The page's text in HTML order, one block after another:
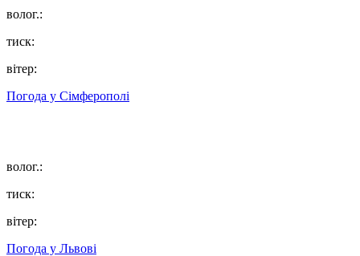
волог.:
тиск:
вітер:
Погода у Сімферополі
волог.:
тиск:
вітер:
Погода у Львові